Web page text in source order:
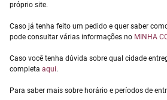
próprio site.
Caso já tenha feito um pedido e quer saber
pode consultar várias informações no MINHA
Caso você tenha dúvida sobre qual cidade
completa aqui.
Para saber mais sobre horário e períodos de